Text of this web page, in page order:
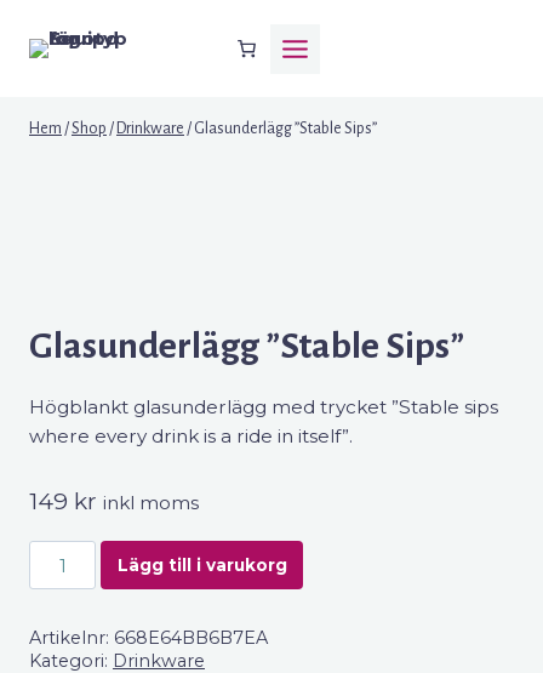
Hem /Shop / Drinkware / Glasunderlägg ”Stable Sips”
Glasunderlägg ”Stable Sips”
Högblankt glasunderlägg med trycket ”Stable sips
where every drink is a ride in itself”.
149 kr inkl moms
Glasunderlägg
"Stable
mängd
Lägg till i varukorg
Artikelnr: 668E64BB6B7EA
Kategori: Drinkware